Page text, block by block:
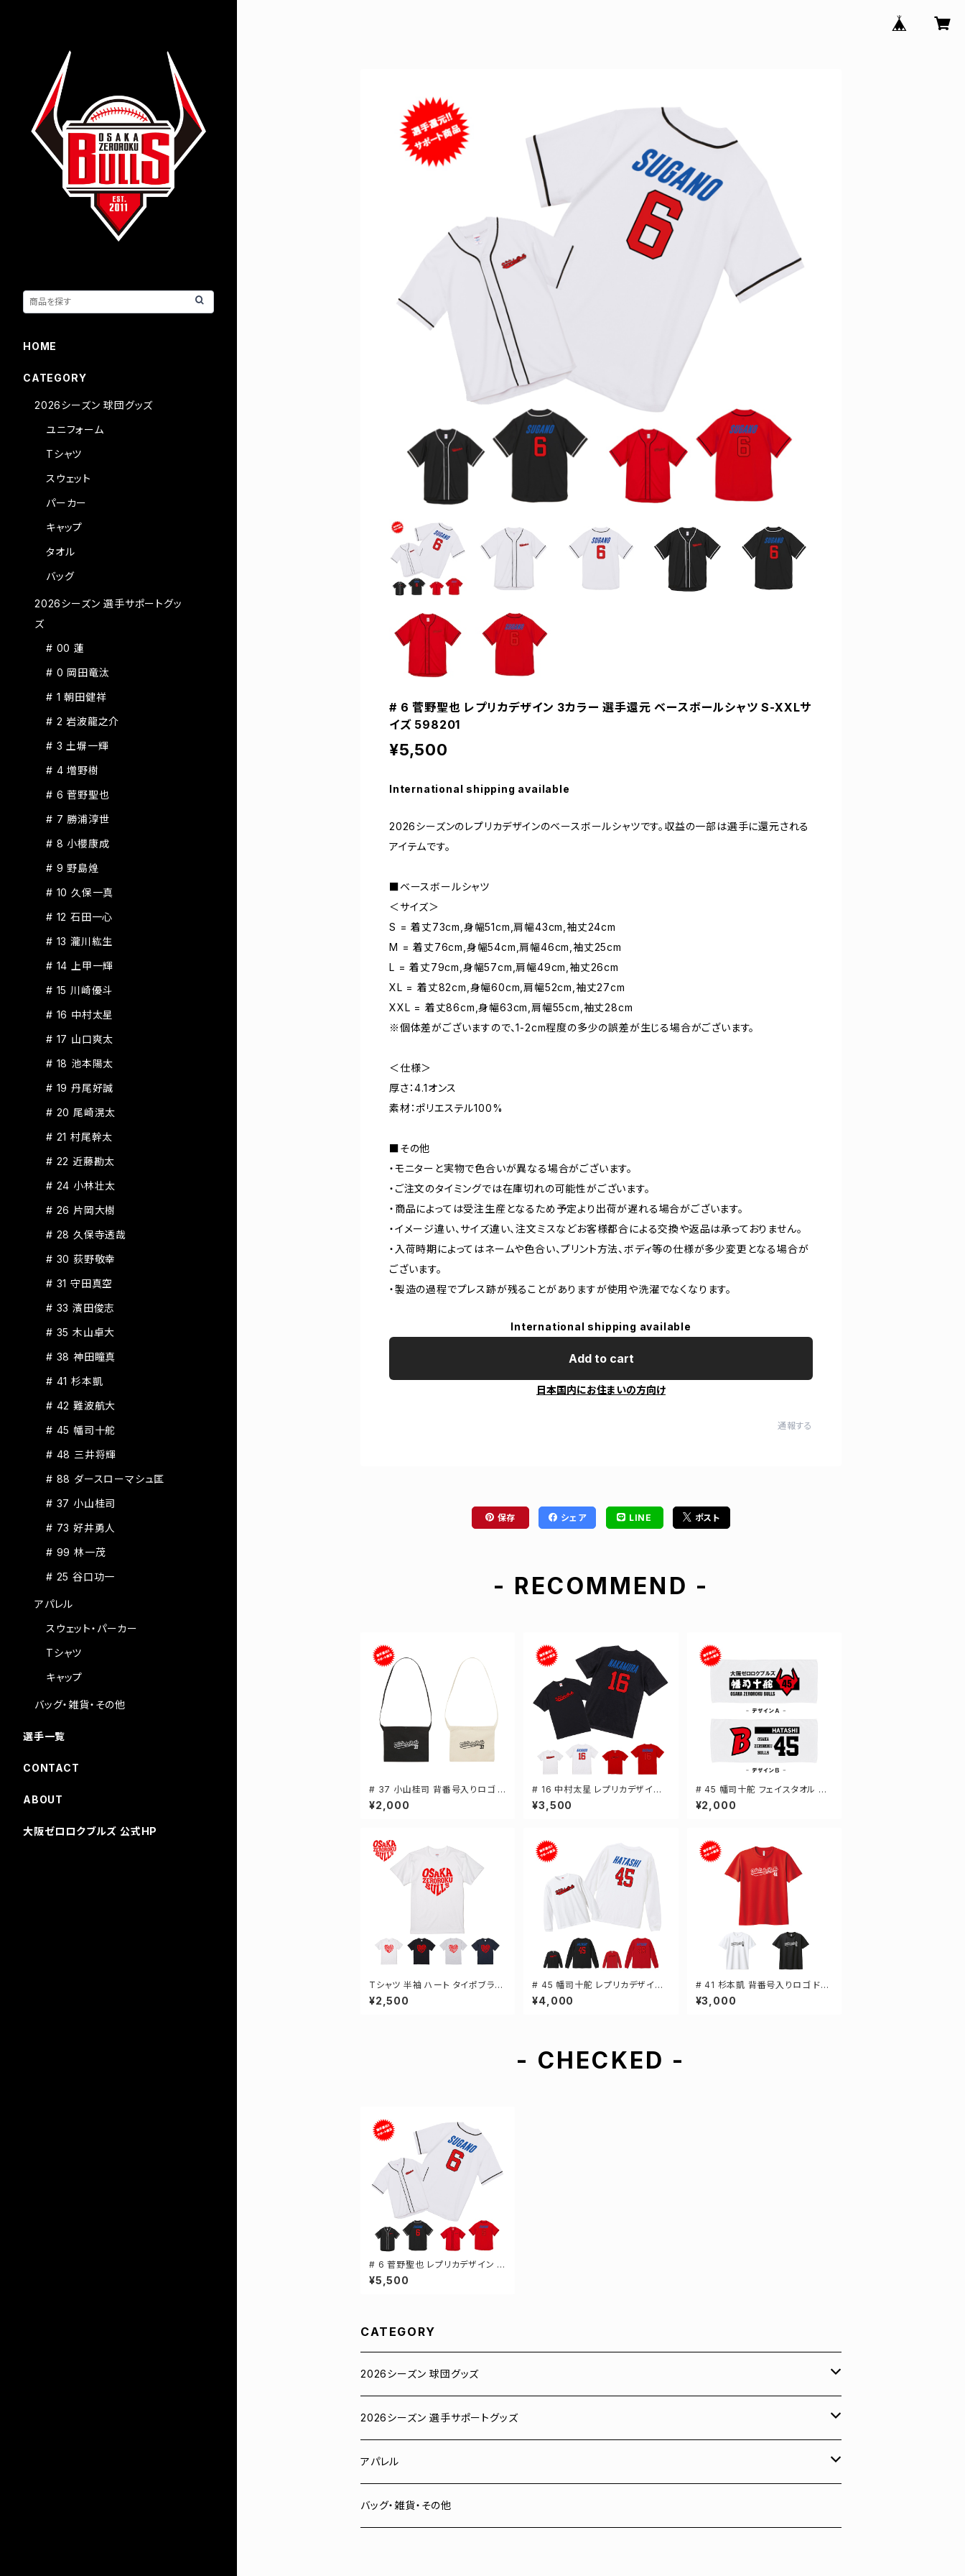
# 6 菅野聖也 レプリカデザイン 3カラー 選手還元 ベースボールシャツ S-XXLサ
イズ 598201
¥5,500
International shipping available
2026シーズンのレプリカデザインのベースボールシャツです。収益の一部は選手に還元される
アイテムです。
■ベースボールシャツ
＜サイズ＞
S = 着丈73cm,身幅51cm,肩幅43cm,袖丈24cm
M = 着丈76cm,身幅54cm,肩幅46cm,袖丈25cm
L = 着丈79cm,身幅57cm,肩幅49cm,袖丈26cm
XL = 着丈82cm,身幅60cm,肩幅52cm,袖丈27cm
XXL = 着丈86cm,身幅63cm,肩幅55cm,袖丈28cm
※個体差がございますので、1-2cm程度の多少の誤差が生じる場合がございます。
＜仕様＞
厚さ：4.1オンス
素材：ポリエステル100%
■その他
・モニターと実物で色合いが異なる場合がございます。
・ご注文のタイミングでは在庫切れの可能性がございます。
・商品によっては受注生産となるため予定より出荷が遅れる場合がございます。
・イメージ違い、サイズ違い、注文ミスなどお客様都合による交換や返品は承っておりません。
・入荷時期によってはネームや色合い、プリント方法、ボディ等の仕様が多少変更となる場合が
ございます。
・製造の過程でプレス跡が残ることがありますが使用や洗濯でなくなります。
International shipping available
Add to cart
日本国内にお住まいの方向け
通報する
保存 シェア LINE ポスト
- RECOMMEND -
# 37 小山桂司 背番号入りロゴ キ
ャンバスサコッシュ 選手還元 2カ
ラー 001461
¥2,000
# 16 中村太星 レプリカデザイン
3カラー 選手還元 半袖Tシャツ S
-XXXLサイズ 500101
¥3,500
# 45 幡司十舵 フェイスタオル 選
手還元 2デザイン FT0144
¥2,000
Tシャツ 半袖 ハート タイポブラフ
ィー 4カラー ゼロクロ ゼロロクク
ロージング S-XXXLサイズ 2-50
¥2,500
# 45 幡司十舵 レプリカデザイン
3カラー 選手還元 長袖Tシャツ S
-XXLサイズ 501101
¥4,000
# 41 杉本凱 背番号入りロゴ ドラ
イTシャツ 半袖 選手還元 3カラー
S-5Lサイズ 000300
¥3,000
- CHECKED -
# 6 菅野聖也 レプリカデザイン 3
カラー 選手還元 ベースボールシ
ャツ S-XXLサイズ 598201
¥5,500
CATEGORY
2026シーズン 球団グッズ
ユニフォーム
Tシャツ
スウェット
2026シーズン 選手サポートグッズ
# 00 蓮
# 0 岡田竜汰
アパレル
スウェット・パーカー
バッグ・雑貨・その他
HOME
CATEGORY
2026シーズン 球団グッズ
ユニフォーム
Tシャツ
スウェット
パーカー
キャップ
タオル
バッグ
2026シーズン 選手サポートグッ
ズ
# 00 蓮
# 0 岡田竜汰
# 1 朝田健祥
# 2 岩波龍之介
# 3 土塀一輝
# 4 増野樹
# 6 菅野聖也
# 7 勝浦淳世
# 8 小櫻康成
# 9 野島煌
# 10 久保一真
# 12 石田一心
# 13 瀧川紘生
# 14 上甲一輝
# 15 川崎優斗
# 16 中村太星
# 17 山口爽太
# 18 池本陽太
# 19 丹尾好誠
# 20 尾崎滉太
# 21 村尾幹太
# 22 近藤勘太
# 24 小林壮太
# 26 片岡大樹
# 28 久保寺透哉
# 30 荻野敬幸
# 31 守田真空
# 33 濱田俊志
# 35 木山卓大
# 38 神田瞳真
# 41 杉本凱
# 42 難波航大
# 45 幡司十舵
# 48 三井将輝
# 88 ダースローマシュ匡
# 37 小山桂司
# 73 好井勇人
# 99 林一茂
# 25 谷口功一
アパレル
スウェット・パーカー
Tシャツ
キャップ
バッグ・雑貨・その他
選手一覧
CONTACT
ABOUT
大阪ゼロロクブルズ 公式HP